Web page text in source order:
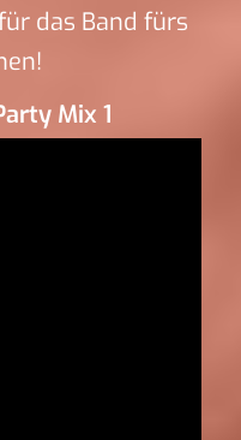
das Band fürs
Mix 1